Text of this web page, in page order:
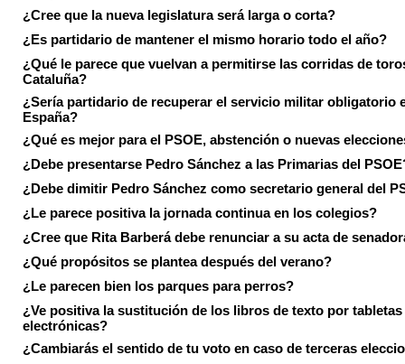
¿Cree que la nueva legislatura será larga o corta?
¿Es partidario de mantener el mismo horario todo el año?
¿Qué le parece que vuelvan a permitirse las corridas de
Cataluña?
¿Sería partidario de recuperar el servicio militar obligatorio
España?
¿Qué es mejor para el PSOE, abstención o nuevas
¿Debe presentarse Pedro Sánchez a las Primarias del
¿Debe dimitir Pedro Sánchez como secretario general del
¿Le parece positiva la jornada continua en los colegios?
¿Cree que Rita Barberá debe renunciar a su acta de
¿Qué propósitos se plantea después del verano?
¿Le parecen bien los parques para perros?
¿Ve positiva la sustitución de los libros de texto por tabletas
electrónicas?
¿Cambiarás el sentido de tu voto en caso de terceras